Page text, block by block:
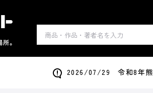
2026/07/29 令和8年熊